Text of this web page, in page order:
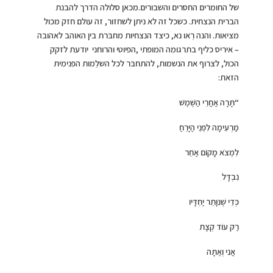
של החומרים החסרים והשבורים.מכאן סלולה הדרך להבנת
הברית הנצחית. כשכל זה לא ניתן לשחזור, זה עולם חזק מכול
מציאות. והנה רְאו נא, כיצד הנצחיות מחבּרת בין האוהב לאהובה
– איריס כליף בתרגומה המופתי ,הפיוטי והרוחני יודעת לזקק
הכול, לצרוף את הנשמות, להתחבּר לכל השלֵמות הפנימית
הזאת:
“תָּרָה אַחֲרֵי הַשֶּׁמֶשׁ
מַרְעִימָה לִפְנֵי הַיָּרֵחַ
לִמְצֹא מָקוֹם אַחֵר
נִבְדָּל
כְּדֵי שֶׁנִּוָּתֵר יַחְדָּיו
רַק עוֹד קְצָת
אֲנִי וְאַתָּה